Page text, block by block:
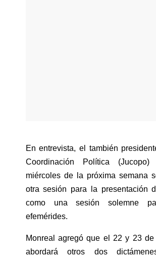
En entrevista, el también
Coordinación Política
miércoles de la próxima semana
otra sesión para la presentación
como una sesión solemne
efemérides.
Monreal agregó que el 22 y 23
abordará otros dos